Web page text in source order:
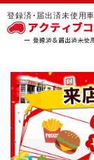
登録済･届出済未使用